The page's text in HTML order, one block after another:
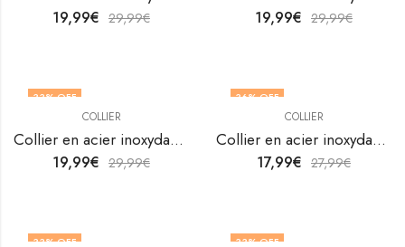
19,99€ 29,99€ 19,99€ 29,99€
33% OFF
COLLIER
Collier en acier inoxydable plaqué or 18K de V&F Jewellers
19,99€ 29,99€
36% OFF
COLLIER
Collier en acier inoxydable plaqué or 18K de V&F Jewellers
17,99€ 27,99€
33% OFF 33% OFF